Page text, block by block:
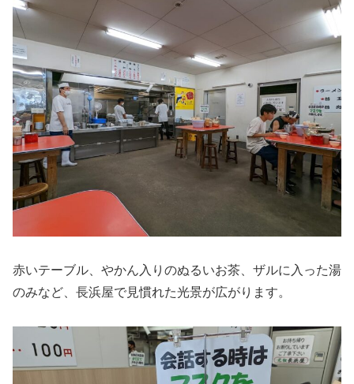
赤いテーブル、やかん入りのぬるいお茶、ザルに入った湯
のみなど、長浜屋で見慣れた光景が広がります。